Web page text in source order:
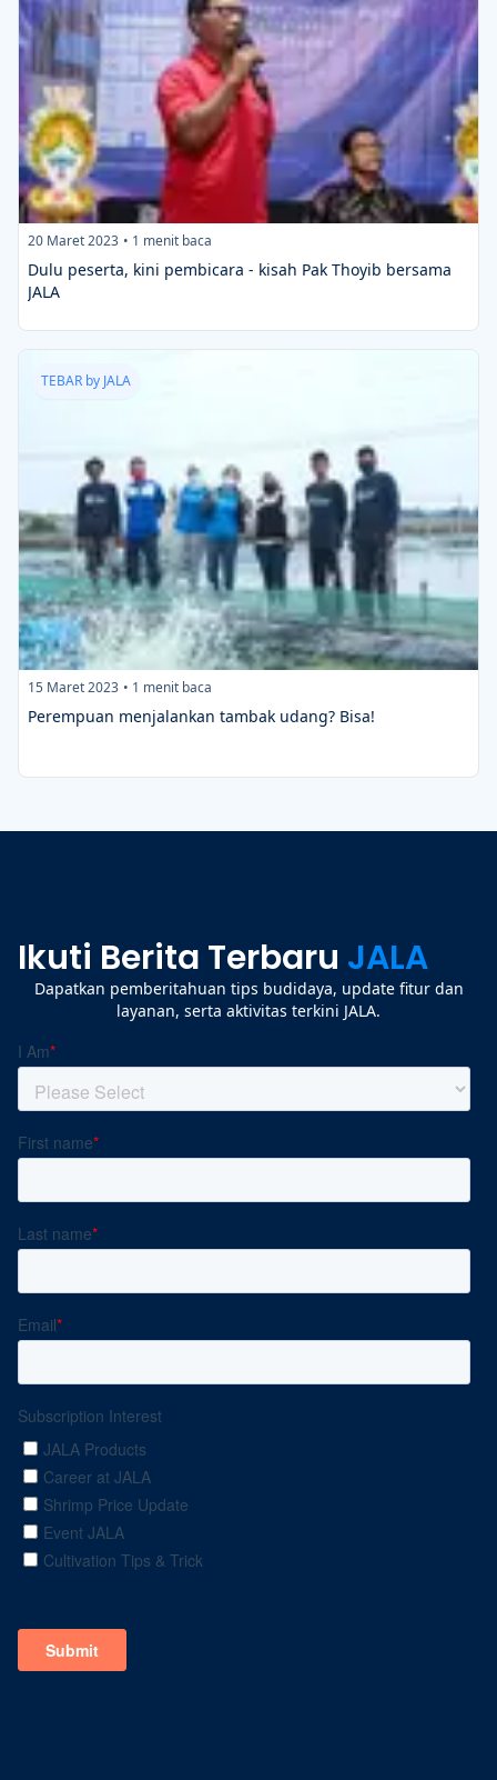
20 Maret 2023 • 1 menit baca
Dulu peserta, kini pembicara - kisah Pak Thoyib bersama
JALA
TEBAR by JALA
15 Maret 2023 • 1 menit baca
Perempuan menjalankan tambak udang? Bisa!
Ikuti Berita Terbaru JALA
Dapatkan pemberitahuan tips budidaya, update fitur dan
layanan, serta aktivitas terkini JALA.